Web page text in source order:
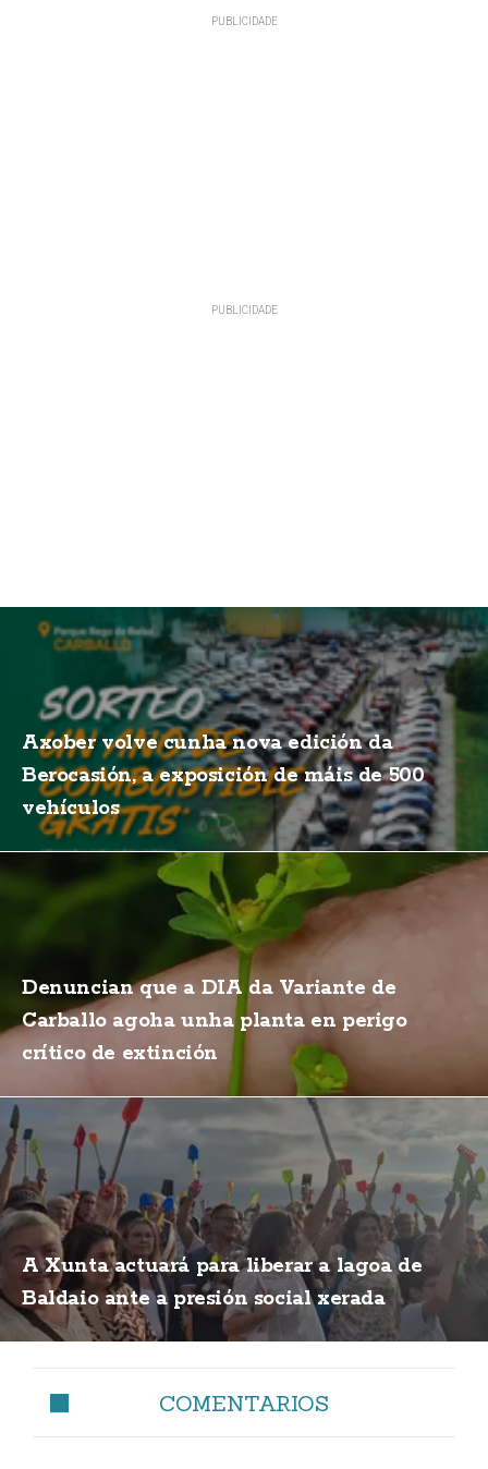
Axober volve cunha nova edición da
Berocasión, a exposición de máis de 500
vehículos
Denuncian que a DIA da Variante de
Carballo agoha unha planta en perigo
crítico de extinción
A Xunta actuará para liberar a lagoa de
Baldaio ante a presión social xerada
COMENTARIOS